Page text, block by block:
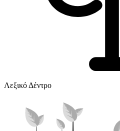
Λεξικό Δέντρο